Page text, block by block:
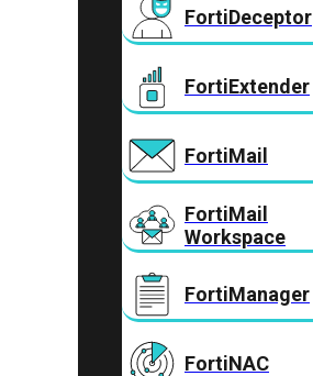
FortiDeceptor
FortiExtender
FortiMail
FortiMail
Workspace
FortiManager
FortiNAC